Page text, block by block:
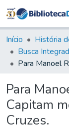
Início História
Busca
Para
Capitam
Cruzes.